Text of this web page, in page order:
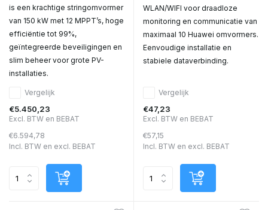
is een krachtige stringomvormer
van 150 kW met 12 MPPT’s, hoge
efficiëntie tot 99%,
geïntegreerde beveiligingen en
slim beheer voor grote PV-
installaties.
Vergelijk
€5.450,23
Excl. BTW en BEBAT
€6.594,78
Incl. BTW en excl. BEBAT
WLAN/WIFI voor draadloze
monitoring en communicatie van
maximaal 10 Huawei omvormers.
Eenvoudige installatie en
stabiele dataverbinding.
Vergelijk
€47,23
Excl. BTW en BEBAT
€57,15
Incl. BTW en excl. BEBAT